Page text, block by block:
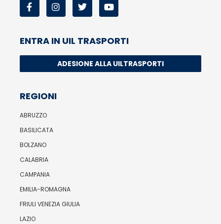
ENTRA IN UIL TRASPORTI
ADESIONE ALLA UILTRASPORTI
REGIONI
ABRUZZO
BASILICATA
BOLZANO
CALABRIA
CAMPANIA
EMILIA-ROMAGNA
FRIULI VENEZIA GIULIA
LAZIO